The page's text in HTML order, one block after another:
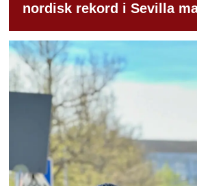
nordisk rekord i Sevilla